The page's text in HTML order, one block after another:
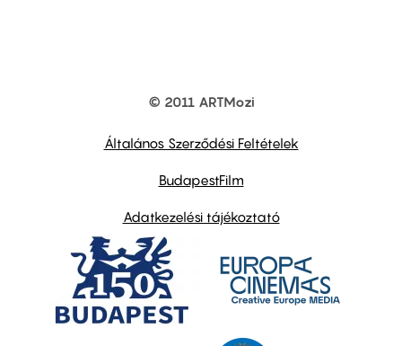
© 2011 ARTMozi
Általános Szerződési Feltételek
BudapestFilm
Adatkezelési tájékoztató